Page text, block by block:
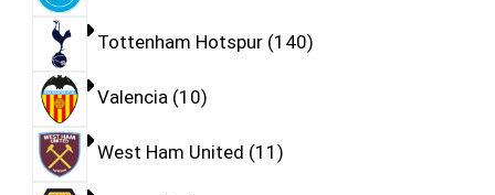
Tottenham Hotspur 140
Valencia 10
West Ham United 11